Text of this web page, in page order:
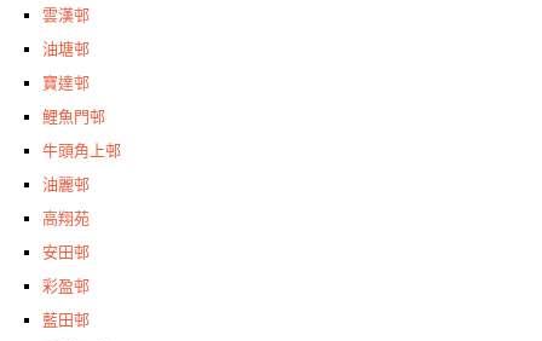
雲漢邨
油塘邨
寶達邨
鯉魚門邨
牛頭角上邨
油麗邨
高翔苑
安田邨
彩盈邨
藍田邨